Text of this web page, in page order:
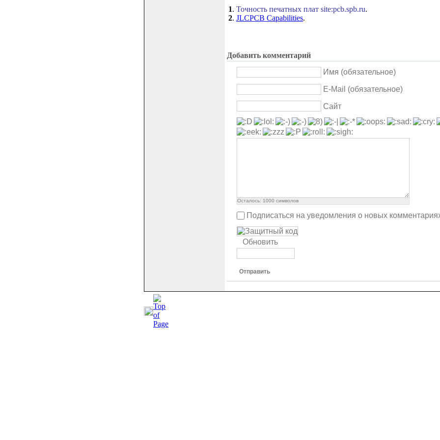
1. Точность печатных плат site:pcb.spb.ru.
2. JLCPCB Capabilities.
Добавить комментарий
Имя (обязательное)
E-Mail (обязательное)
Сайт
Осталось: 1000 символов
Подписаться на уведомления о новых
Обновить
Отправить